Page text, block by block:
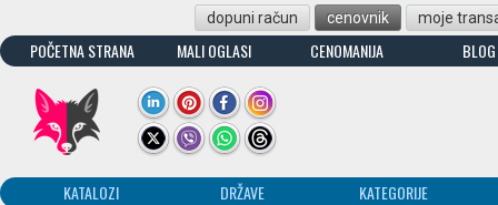
dopuni račun cenovnik moje
POČETNA STRANA MALI OGLASI CENOMANIJA BLOG
KATALOZI DRŽAVE KATEGORIJE